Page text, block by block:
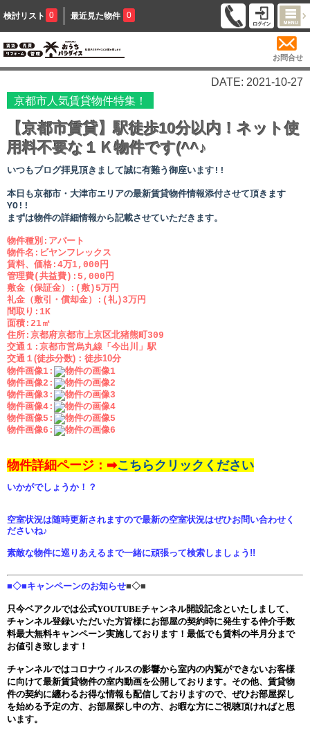
検討リスト 0 最近見た物件 0
お問合せ
DATE: 2021-10-27
京都市人気賃貸物件特集！
【京都市賃貸】駅徒歩10分以内！ネット使
用料不要な１Ｋ物件です(^^♪
いつもブログ拝見頂きまして誠に有難う御座います!!
本日も京都市・大津市エリアの最新賃貸物件情報添付させて頂きます
YO!!
まずは物件の詳細情報から記載させていただきます。
物件種別:アパート
物件名:ビヤンフレックス
賃料、価格:4万1,000円
管理費(共益費):5,000円
敷金（保証金）:(敷)5万円
礼金（敷引・償却金）:(礼)3万円
間取り:1K
面積:21㎡
住所:京都府京都市上京区北猪熊町309
交通１:京都市営烏丸線「今出川」駅
交通１(徒歩分数)： 徒歩10分
物件画像1:
物件画像2:
物件画像3:
物件画像4:
物件画像5:
物件画像6:
物件詳細ページ：➡こちらクリックください
いかがでしょうか！？
空室状況は随時更新されますので最新の空室状況はぜひお問い合わせく
ださいね♪
素敵な物件に巡りあえるまで一緒に頑張って検索しましょう!!
■◇■キャンペーンのお知らせ■◇■
只今ベアクルでは公式YOUTUBEチャンネル開設記念といたしまして、
チャンネル登録いただいた方皆様にお部屋の契約時に発生する仲介手数
料最大無料キャンペーン実施しております！最低でも賃料の半月分まで
お値引き致します！
チャンネルではコロナウィルスの影響から室内の内覧ができないお客様
に向けて最新賃貸物件の室内動画を公開しております。その他、賃貸物
件の契約に纏わるお得な情報も配信しておりますので、ぜひお部屋探し
を始める予定の方、お部屋探し中の方、お暇な方にご視聴頂ければと思
います。